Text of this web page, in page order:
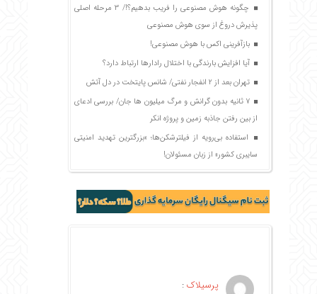
چگونه هوش مصنوعی را فریب بدهیم؟!/ 3 مرحله اصلی
پذیرش دروغ از سوی هوش مصنوعی
بازآفرینی اکس با هوش مصنوعی!
آیا افزایش بارندگی با اختلال رادارها ارتباط دارد؟
تهران بعد از 2 انفجار نفتی/ شانس پایتخت در دل آتش
7 ثانیه بدون گرانش و مرگ میلیون ها جان/ بررسی ادعای
از بین رفتن جاذبه زمین و پروژه انکر
استفاده بی‌رویه از فیلترشکن‌ها؛ «بزرگترین تهدید امنیتی
سایبری کشور» از زبان مسئولان!
پرسیلاک: